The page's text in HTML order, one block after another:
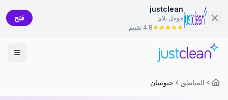
justclean
جوجل بلاي
4.8 تقييم
فتح
المناطق جنوسان